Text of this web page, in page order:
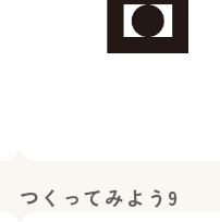
つくってみよう9